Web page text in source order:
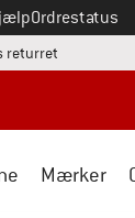
Ordrestatus
returret Gå til
Mærker